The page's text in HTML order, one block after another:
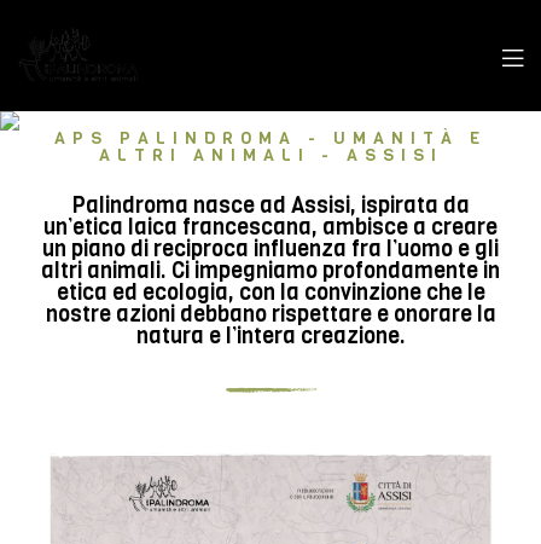
APS PALINDROMA - UMANITÀ E
ALTRI ANIMALI - ASSISI
Palindroma nasce ad Assisi, ispirata da
un’etica laica francescana, ambisce a creare
un piano di reciproca influenza fra l’uomo e gli
altri animali. Ci impegniamo profondamente in
etica ed ecologia, con la convinzione che le
nostre azioni debbano rispettare e onorare la
natura e l’intera creazione.